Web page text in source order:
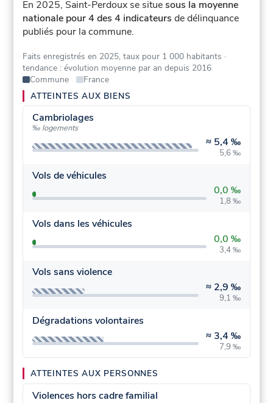
En 2025, Saint-Perdoux se situesous la moyenne
nationale pour 4 des 4 indicateurs de délinquance
publiés pour la commune.
Faits enregistrés en 2025, taux pour 1 000 habitants ·
tendance : évolution moyenne par an depuis 2016
Commune
France
ATTEINTES AUX BIENS
Cambriolages
‰ logements
≈ 5,4 ‰
5,6 ‰
Vols de véhicules
0,0 ‰
1,8 ‰
Vols dans les véhicules
0,0 ‰
3,4 ‰
Vols sans violence
≈ 2,9 ‰
9,1 ‰
Dégradations volontaires
≈ 3,4 ‰
7,9 ‰
ATTEINTES AUX PERSONNES
Violences hors cadre familial